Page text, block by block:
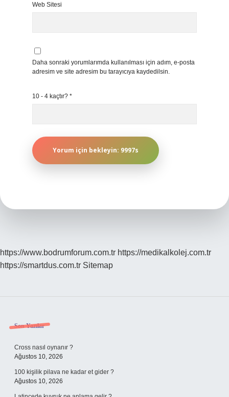
Web Sitesi
Daha sonraki yorumlarımda kullanılması için adım, e-posta
adresim ve site adresim bu tarayıcıya kaydedilsin.
10 - 4 kaçtır? *
https://www.bodrumforum.com.tr https://medikalkolej.com.tr
https://smartdus.com.tr Sitemap
Sidebar
Son Yazılar
Cross nasıl oynanır ?
Ağustos 10, 2026
100 kişilik pilava ne kadar et gider ?
Ağustos 10, 2026